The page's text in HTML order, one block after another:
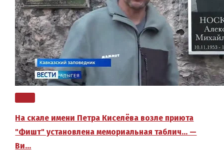
На скале имени Петра Киселёва возле приюта
"Фишт" установлена мемориальная таблич… —
Ви…